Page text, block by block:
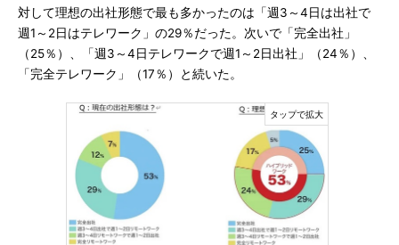
対して理想の出社形態で最も多かったのは「週3～4日は出社で
週1～2日はテレワーク」の29％だった。次いで「完全出社」
（25％）、「週3～4日テレワークで週1～2日出社」（24％）、
「完全テレワーク」（17％）と続いた。